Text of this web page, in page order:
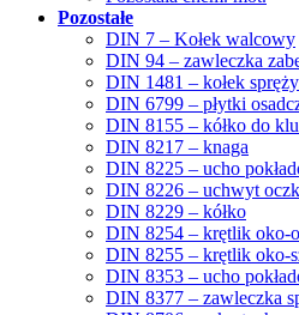
Pozostałe
DIN 7 – Kołek walcowy
DIN 94 – zawleczka
DIN 1481 – kołek
DIN 6799 – płytki
DIN 8155 – kółko do
DIN 8217 – knaga
DIN 8225 – ucho
DIN 8226 – uchwyt
DIN 8229 – kółko
DIN 8254 – krętlik oko-
DIN 8255 – krętlik oko-
DIN 8353 – ucho
DIN 8377 – zawleczka